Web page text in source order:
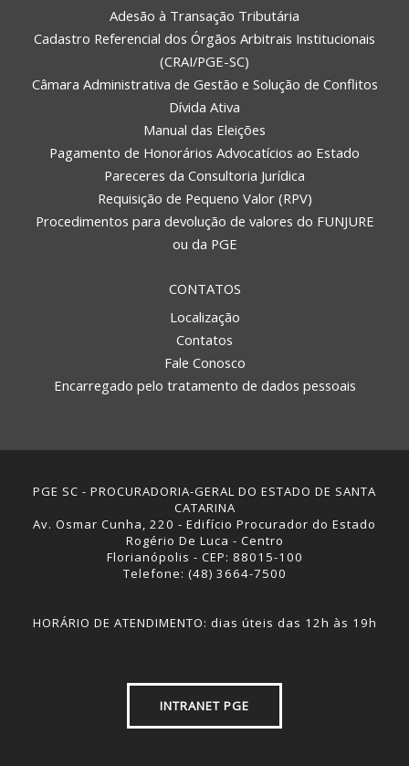
Adesão à Transação Tributária
Cadastro Referencial dos Órgãos Arbitrais Institucionais
(CRAI/PGE-SC)
Câmara Administrativa de Gestão e Solução de Conflitos
Dívida Ativa
Manual das Eleições
Pagamento de Honorários Advocatícios ao Estado
Pareceres da Consultoria Jurídica
Requisição de Pequeno Valor (RPV)
Procedimentos para devolução de valores do FUNJURE
ou da PGE
CONTATOS
Localização
Contatos
Fale Conosco
Encarregado pelo tratamento de dados pessoais
PGE SC - PROCURADORIA-GERAL DO ESTADO DE SANTA
CATARINA
Av. Osmar Cunha, 220 - Edifício Procurador do Estado
Rogério De Luca - Centro
Florianópolis - CEP: 88015-100
Telefone: (48) 3664-7500
HORÁRIO DE ATENDIMENTO: dias úteis das 12h às 19h
INTRANET PGE